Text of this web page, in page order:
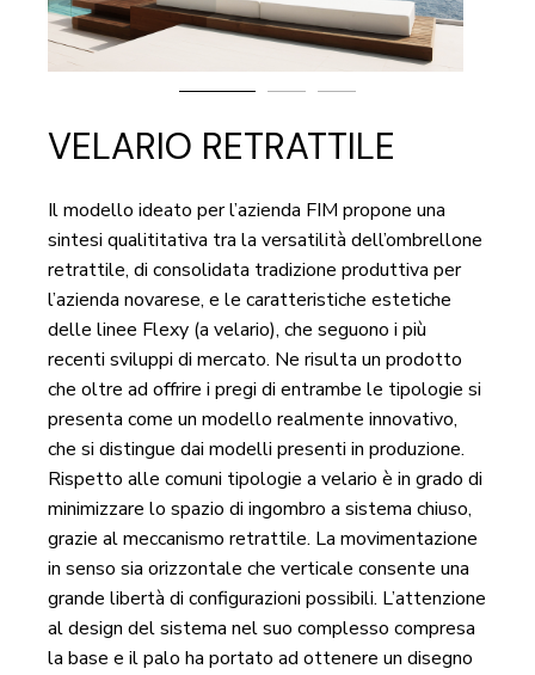
VELARIO RETRATTILE
Il modello ideato per l’azienda FIM propone una
sintesi qualititativa tra la versatilità dell’ombrellone
retrattile, di consolidata tradizione produttiva per
l’azienda novarese, e le caratteristiche estetiche
delle linee Flexy (a velario), che seguono i più
recenti sviluppi di mercato. Ne risulta un prodotto
che oltre ad offrire i pregi di entrambe le tipologie si
presenta come un modello realmente innovativo,
che si distingue dai modelli presenti in produzione.
Rispetto alle comuni tipologie a velario è in grado di
minimizzare lo spazio di ingombro a sistema chiuso,
grazie al meccanismo retrattile. La movimentazione
in senso sia orizzontale che verticale consente una
grande libertà di configurazioni possibili. L’attenzione
al design del sistema nel suo complesso compresa
la base e il palo ha portato ad ottenere un disegno